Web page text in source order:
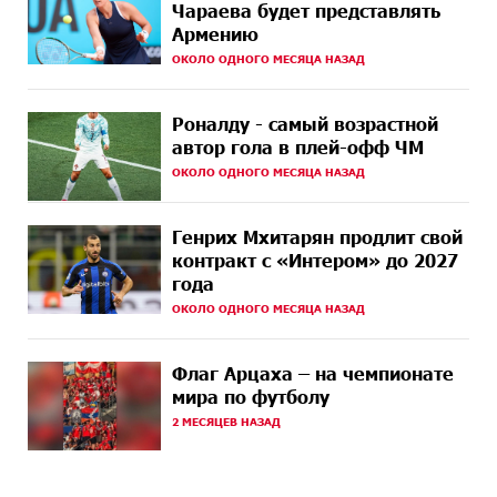
11 ДНЕЙ
НАЗАД
Состоялось открытие Khachaturian Rooftop при
поддержке IDBank
12 ДНЕЙ
НАЗАД
Пашинян ты упустил свой шанс уйти спокойно.
Аршак Карапетян
12 ДНЕЙ
НАЗАД
Обновленный Центр продаж и обслуживания Ucom
открылся по адресу ул. Шаумяна, 24/2 в Арарате
13 ДНЕЙ
НАЗАД
Никогда Нагорный Карабах не был в составе
независимого Азербайджана. Аршак Карапетян
НАЗАД
президенту страны с просьбой содействовать
осужденных в Азербайджане
17 ДНЕЙ
НАЗАД
Против кого вооружается Азербайджан? Аршак
Карапетян
Чараева будет представлять
Армению
ОКОЛО ОДНОГО МЕСЯЦА НАЗАД
Роналду - самый возрастной
автор гола в плей-офф ЧМ
ОКОЛО ОДНОГО МЕСЯЦА НАЗАД
Генрих Мхитарян продлит свой
контракт с «Интером» до 2027
года
ОКОЛО ОДНОГО МЕСЯЦА НАЗАД
Флаг Арцаха – на чемпионате
мира по футболу
2 МЕСЯЦЕВ НАЗАД